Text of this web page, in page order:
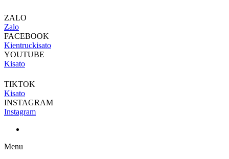
ZALO
Zalo
FACEBOOK
Kientruckisato
YOUTUBE
Kisato
TIKTOK
Kisato
INSTAGRAM
Instagram
Menu